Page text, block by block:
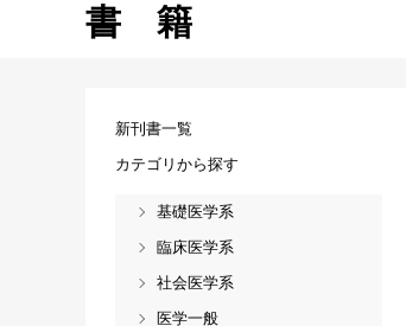
書籍
新刊書一覧
カテゴリから探す
基礎医学系
臨床医学系
社会医学系
医学一般